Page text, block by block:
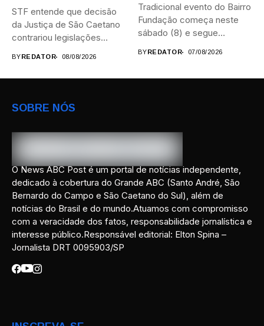
STF entende que decisão
da Justiça de São Caetano
contrariou legislações
BYREDATOR 08/08/2026
Tradicional evento do Bairro
Fundação começa neste
sábado (8) e segue
BYREDATOR 07/08/2026
SOBRE NÓS
O News ABC Post é um portal de notícias independente,
dedicado à cobertura do Grande ABC (Santo André, São
Bernardo do Campo e São Caetano do Sul), além de
notícias do Brasil e do mundo.Atuamos com compromisso
com a veracidade dos fatos, responsabilidade jornalística e
interesse público.Responsável editorial: Elton Spina –
Jornalista DRT 0095903/SP